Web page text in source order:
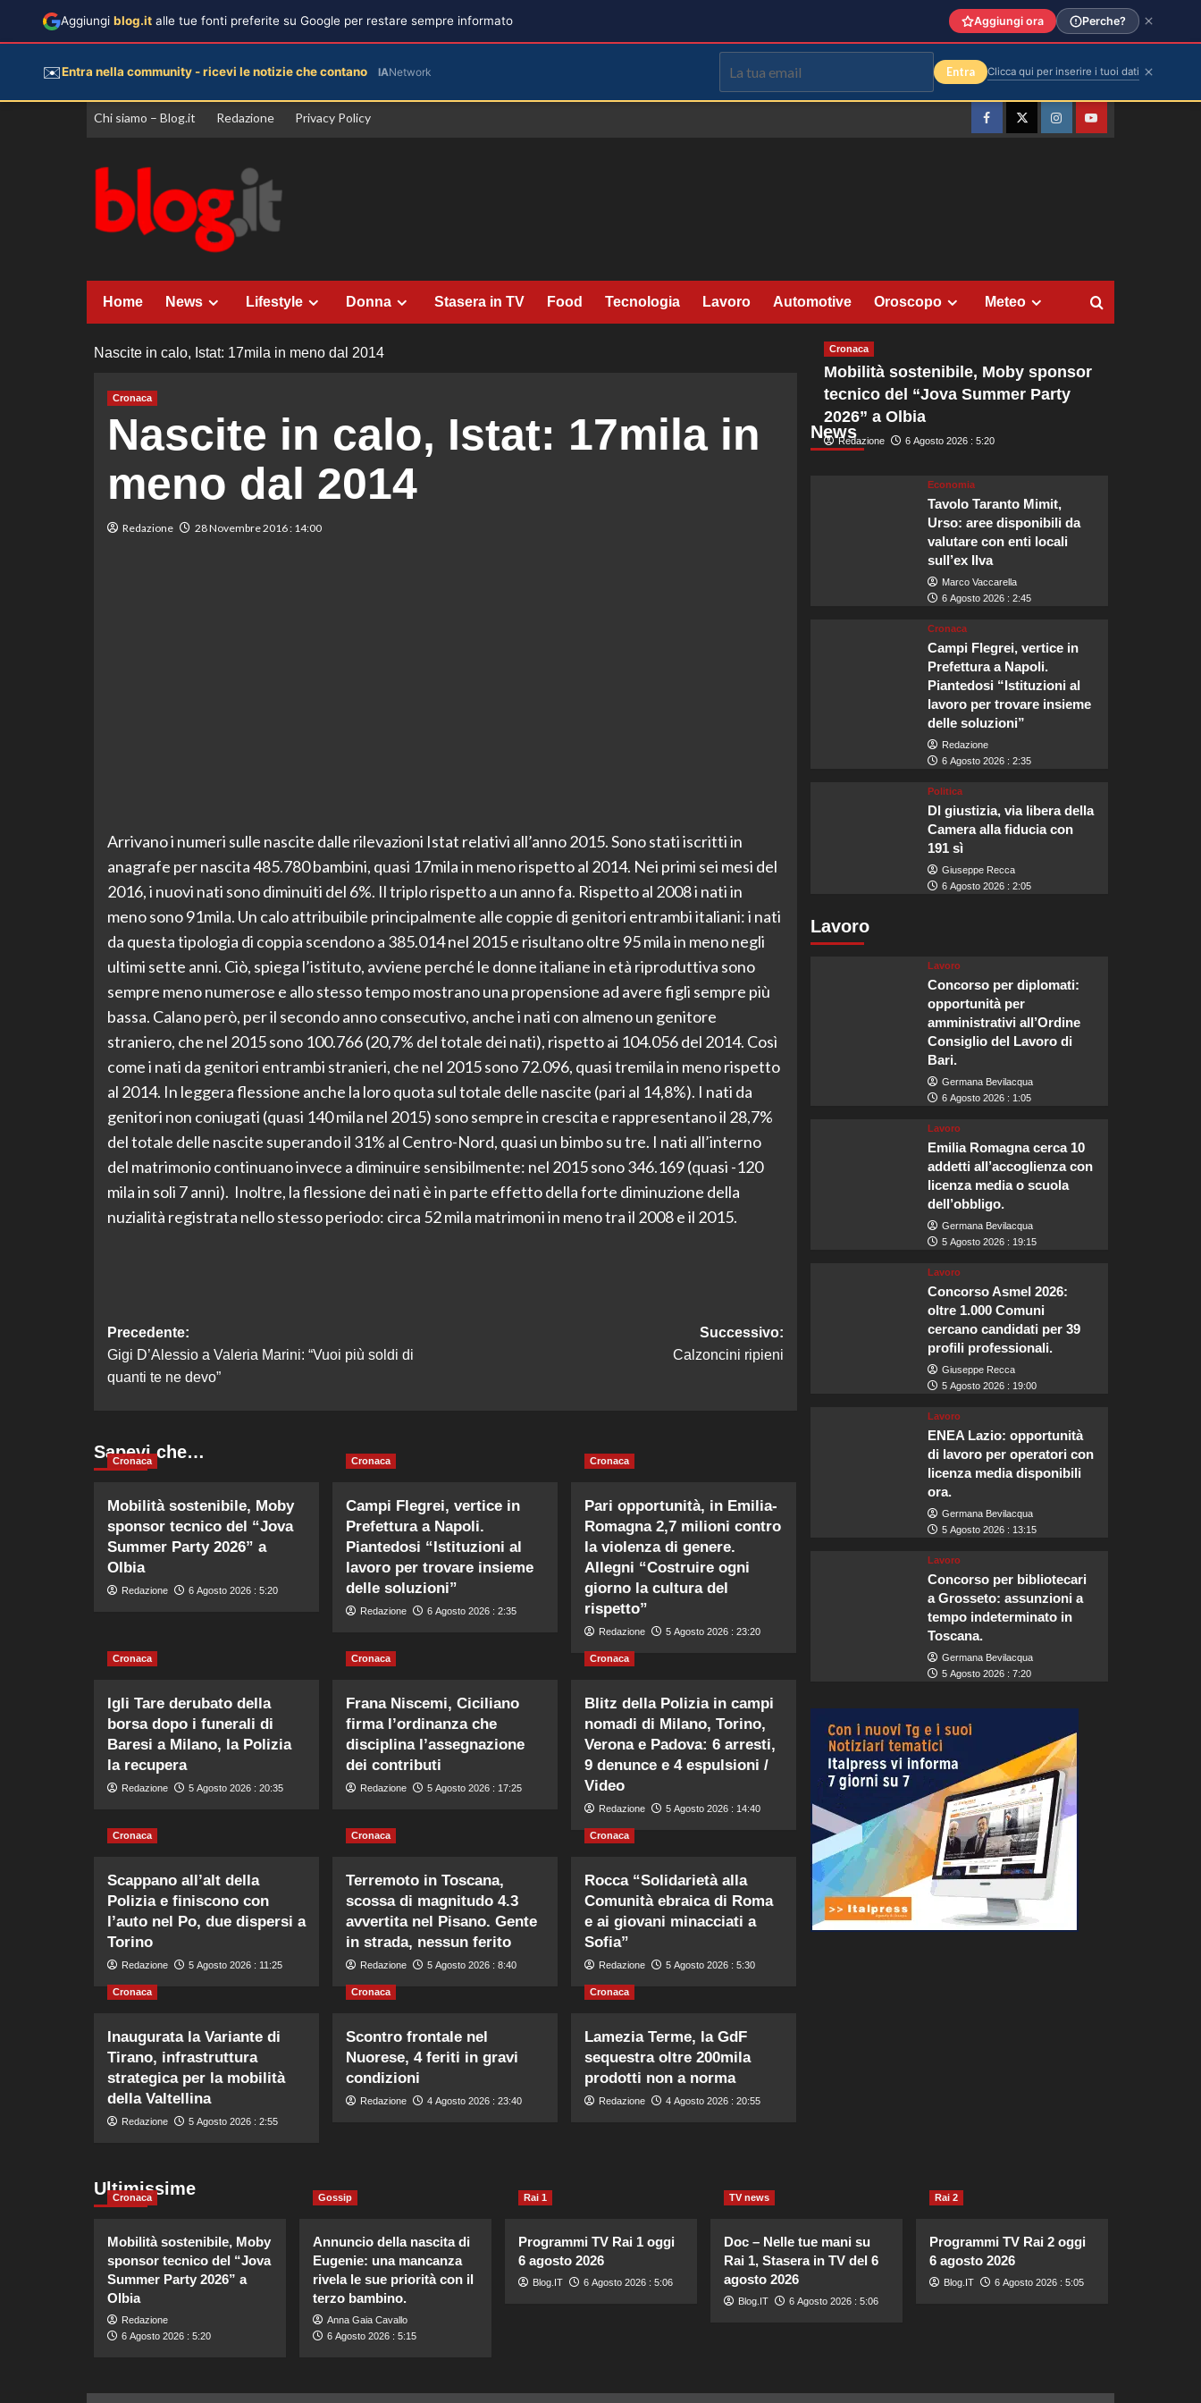
Vai
Chi siamo – Blog.it Redazione Privacy Policy
FacebookTwitterInstagramYouTube
Home News Lifestyle Donna Stasera in TV Food Tecnologia Lavoro Automotive Oroscopo Meteo
Nascite in calo, Istat: 17mila in meno dal 2014
Cronaca
Nascite in calo, Istat: 17mila in
meno dal 2014
Redazione 28 Novembre 2016 : 14:00
Arrivano i numeri sulle nascite dalle rilevazioni Istat relativi all’anno 2015. Sono stati iscritti in
anagrafe per nascita 485.780 bambini, quasi 17mila in meno rispetto al 2014. Nei primi sei mesi del
2016, i nuovi nati sono diminuiti del 6%. Il triplo rispetto a un anno fa. Rispetto al 2008 i nati in
meno sono 91mila. Un calo attribuibile principalmente alle coppie di genitori entrambi italiani: i nati
da questa tipologia di coppia scendono a 385.014 nel 2015 e risultano oltre 95 mila in meno negli
ultimi sette anni. Ciò, spiega l’istituto, avviene perché le donne italiane in età riproduttiva sono
sempre meno numerose e allo stesso tempo mostrano una propensione ad avere figli sempre più
bassa. Calano però, per il secondo anno consecutivo, anche i nati con almeno un genitore
straniero, che nel 2015 sono 100.766 (20,7% del totale dei nati), rispetto ai 104.056 del 2014. Così
come i nati da genitori entrambi stranieri, che nel 2015 sono 72.096, quasi tremila in meno rispetto
al 2014. In leggera flessione anche la loro quota sul totale delle nascite (pari al 14,8%). I nati da
genitori non coniugati (quasi 140 mila nel 2015) sono sempre in crescita e rappresentano il 28,7%
del totale delle nascite superando il 31% al Centro-Nord, quasi un bimbo su tre. I nati all’interno
del matrimonio continuano invece a diminuire sensibilmente: nel 2015 sono 346.169 (quasi -120
mila in soli 7 anni). Inoltre, la flessione dei nati è in parte effetto della forte diminuzione della
nuzialità registrata nello stesso periodo: circa 52 mila matrimoni in meno tra il 2008 e il 2015.
Navigazione
articolo
Precedente:
Gigi D’Alessio a Valeria Marini: “Vuoi più soldi di
quanti te ne devo”
Successivo:
Calzoncini ripieni
Sapevi che…
Cronaca
Mobilità sostenibile, Moby
sponsor tecnico del “Jova
Summer Party 2026” a
Olbia
Redazione 6 Agosto 2026 : 5:20
Cronaca
Campi Flegrei, vertice in
Prefettura a Napoli.
Piantedosi “Istituzioni al
lavoro per trovare insieme
delle soluzioni”
Redazione 6 Agosto 2026 : 2:35
Cronaca
Pari opportunità, in Emilia-
Romagna 2,7 milioni contro
la violenza di genere.
Allegni “Costruire ogni
giorno la cultura del
rispetto”
Redazione 5 Agosto 2026 : 23:20
Cronaca
Igli Tare derubato della
borsa dopo i funerali di
Baresi a Milano, la Polizia
la recupera
Redazione 5 Agosto 2026 : 20:35
Cronaca
Frana Niscemi, Ciciliano
firma l’ordinanza che
disciplina l’assegnazione
dei contributi
Redazione 5 Agosto 2026 : 17:25
Cronaca
Blitz della Polizia in campi
nomadi di Milano, Torino,
Verona e Padova: 6 arresti,
9 denunce e 4 espulsioni /
Video
Redazione 5 Agosto 2026 : 14:40
Cronaca
Scappano all’alt della
Polizia e finiscono con
l’auto nel Po, due dispersi a
Torino
Redazione 5 Agosto 2026 : 11:25
Cronaca
Terremoto in Toscana,
scossa di magnitudo 4.3
avvertita nel Pisano. Gente
in strada, nessun ferito
Redazione 5 Agosto 2026 : 8:40
Cronaca
Rocca “Solidarietà alla
Comunità ebraica di Roma
e ai giovani minacciati a
Sofia”
Redazione 5 Agosto 2026 : 5:30
Cronaca
Inaugurata la Variante di
Tirano, infrastruttura
strategica per la mobilità
della Valtellina
Redazione 5 Agosto 2026 : 2:55
Cronaca
Scontro frontale nel
Nuorese, 4 feriti in gravi
condizioni
Redazione 4 Agosto 2026 : 23:40
Cronaca
Lamezia Terme, la GdF
sequestra oltre 200mila
prodotti non a norma
Redazione 4 Agosto 2026 : 20:55
News
Cronaca
Mobilità sostenibile, Moby sponsor
tecnico del “Jova Summer Party
2026” a Olbia
Redazione 6 Agosto 2026 : 5:20
Economia
Tavolo Taranto Mimit,
Urso: aree disponibili da
valutare con enti locali
sull’ex Ilva
Marco Vaccarella
6 Agosto 2026 : 2:45
Cronaca
Campi Flegrei, vertice in
Prefettura a Napoli.
Piantedosi “Istituzioni al
lavoro per trovare insieme
delle soluzioni”
Redazione
6 Agosto 2026 : 2:35
Politica
Dl giustizia, via libera della
Camera alla fiducia con
191 sì
Giuseppe Recca
6 Agosto 2026 : 2:05
Lavoro
Lavoro
Concorso per diplomati:
opportunità per
amministrativi all’Ordine
Consiglio del Lavoro di
Bari.
Germana Bevilacqua
6 Agosto 2026 : 1:05
Lavoro
Emilia Romagna cerca 10
addetti all’accoglienza con
licenza media o scuola
dell’obbligo.
Germana Bevilacqua
5 Agosto 2026 : 19:15
Lavoro
Concorso Asmel 2026:
oltre 1.000 Comuni
cercano candidati per 39
profili professionali.
Giuseppe Recca
5 Agosto 2026 : 19:00
Lavoro
ENEA Lazio: opportunità
di lavoro per operatori con
licenza media disponibili
ora.
Germana Bevilacqua
5 Agosto 2026 : 13:15
Lavoro
Concorso per bibliotecari
a Grosseto: assunzioni a
tempo indeterminato in
Toscana.
Germana Bevilacqua
5 Agosto 2026 : 7:20
Ultimissime
Cronaca
Mobilità sostenibile, Moby
sponsor tecnico del “Jova
Summer Party 2026” a
Olbia
Redazione
6 Agosto 2026 : 5:20
Gossip
Annuncio della nascita di
Eugenie: una mancanza
rivela le sue priorità con il
terzo bambino.
Anna Gaia Cavallo
6 Agosto 2026 : 5:15
Rai 1
Programmi TV Rai 1 oggi
6 agosto 2026
Blog.IT 6 Agosto 2026 : 5:06
TV news
Doc – Nelle tue mani su
Rai 1, Stasera in TV del 6
agosto 2026
Blog.IT 6 Agosto 2026 : 5:06
Rai 2
Programmi TV Rai 2 oggi
6 agosto 2026
Blog.IT 6 Agosto 2026 : 5:05
Aggiungi blog.it alle tue fonti preferite su Google per restare sempre informato Aggiungi ora Perche?
✉️Entra nella community - ricevi le notizie che contano IANetwork Entra Clicca qui per inserire i tuoi dati